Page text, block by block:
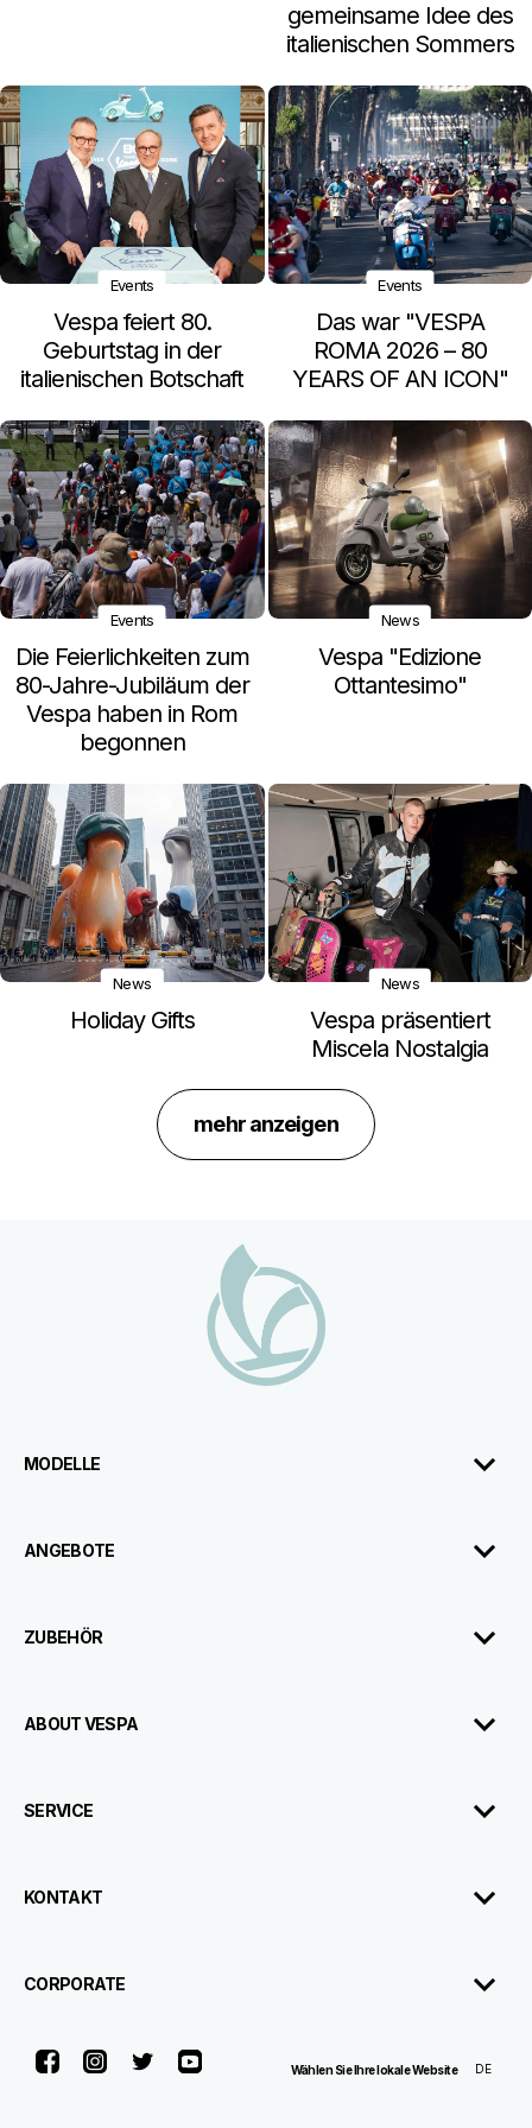
gemeinsame Idee des
italienischen Sommers
Events
Vespa feiert 80.
Geburtstag in der
italienischen Botschaft
Events
Das war "VESPA
ROMA 2026 – 80
YEARS OF AN ICON"
Events
Die Feierlichkeiten zum
80-Jahre-Jubiläum der
Vespa haben in Rom
begonnen
News
Vespa "Edizione
Ottantesimo"
News
Holiday Gifts
News
Vespa präsentiert
Miscela Nostalgia
mehr anzeigen
MODELLE
ANGEBOTE
ZUBEHÖR
ABOUT VESPA
SERVICE
KONTAKT
CORPORATE
FacebookInstagram
TwitterYoutubeWählen Sie Ihre lokale Website DE